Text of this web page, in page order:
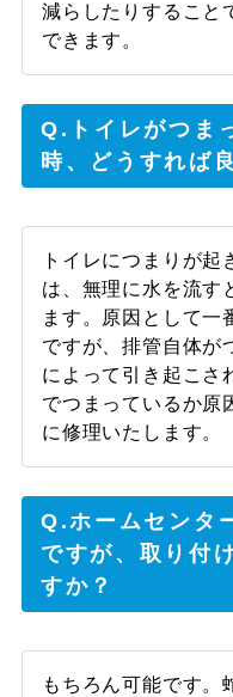
減らしたりすること
できます。
Q.トイレがつま
時、どうすれば
トイレにつまりが
は、無理に水を流す
ます。原因として一
ですが、排管自体が
によって引き起こさ
でつまっているか原
に修理いたします。
Q.ホームセンタ
ですが、取り付
すか？
もちろん可能です。